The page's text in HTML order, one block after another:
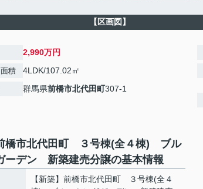
【区画図】
2,990万円
積 4LDK/107.02㎡
群馬県前橋市北代田町307-1
橋市北代田町 ３号棟(全４棟) ブル
ーデン 新築建売分譲の基本情報
【新築】前橋市北代田町 ３号棟(全４